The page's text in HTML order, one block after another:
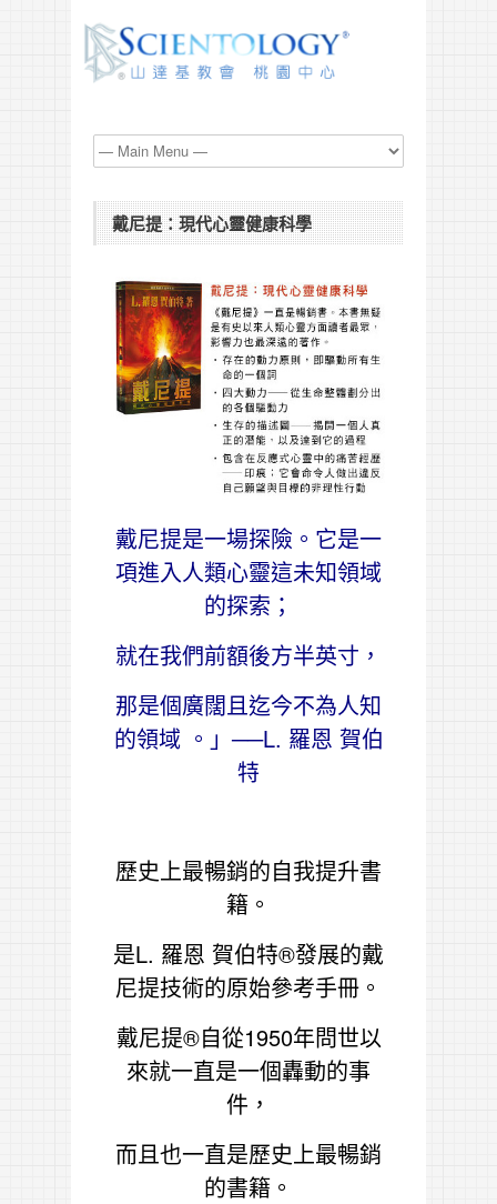
戴尼提：現代心靈健康科學
戴尼提是一場探險。它是一
項進入人類心靈這未知領域
的探索；
就在我們前額後方半英寸，
那是個廣闊且迄今不為人知
的領域 。」──L. 羅恩 賀伯
特
歷史上最暢銷的自我提升書
籍。
是L. 羅恩 賀伯特®發展的戴
尼提技術的原始參考手冊。
戴尼提®自從1950年問世以
來就一直是一個轟動的事
件，
而且也一直是歷史上最暢銷
的書籍。